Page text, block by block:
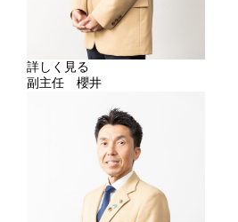
詳しく見る
副主任 櫻井